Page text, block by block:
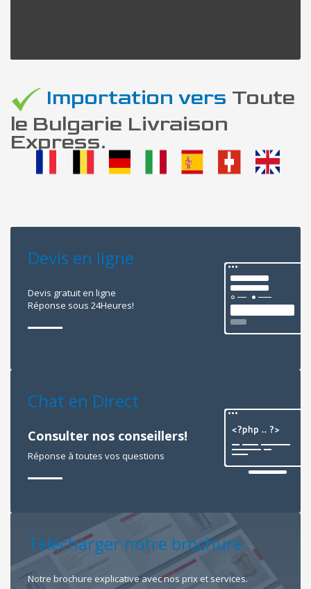
Importation vers Toute
le Bulgarie Livraison
Express.
Devis en ligne
Devis gratuit en ligne
Réponse sous 24Heures!
Chat en Direct
Consulter nos conseillers!
Réponse à toutes vos questions
Télécharger notre brochure
Notre brochure explicative avec nos prix et services.